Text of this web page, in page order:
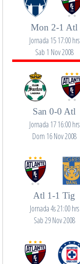
Mon 2-1 Atl
Jornada 15 17:00 hrs
Sab 1 Nov 2008
San 0-0 Atl
Jornada 17 16:00 hrs
Dom 16 Nov 2008
Atl 1-1 Tig
Jornada 4s 21:00 hrs
Sab 29 Nov 2008